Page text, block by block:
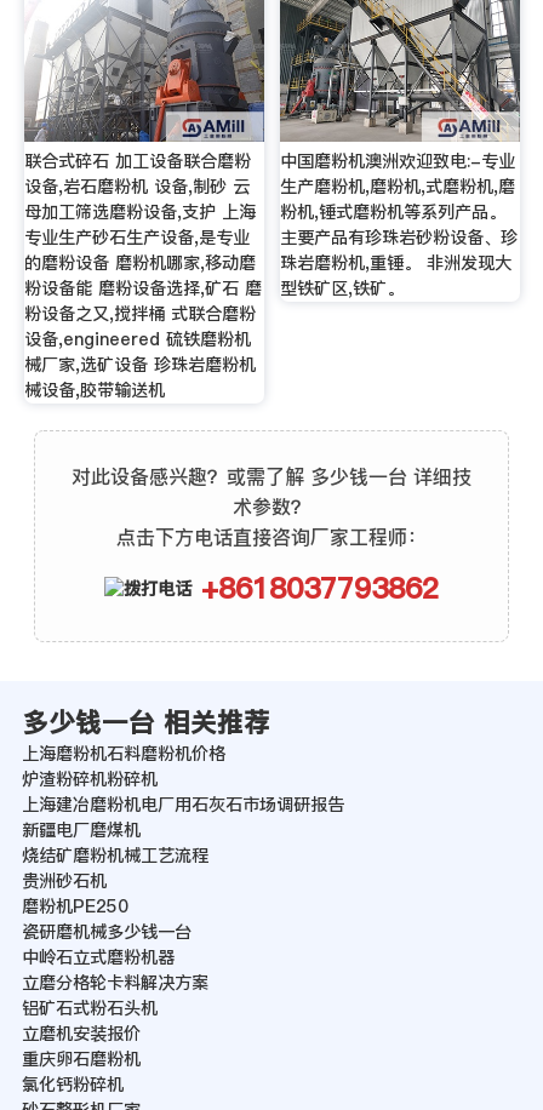
联合式碎石 加工设备联合磨粉
设备,岩石磨粉机 设备,制砂 云
母加工筛选磨粉设备,支护 上海
专业生产砂石生产设备,是专业
的磨粉设备 磨粉机哪家,移动磨
粉设备能 磨粉设备选择,矿石 磨
粉设备之又,搅拌桶 式联合磨粉
设备,engineered 硫铁磨粉机
械厂家,选矿设备 珍珠岩磨粉机
械设备,胶带输送机
中国磨粉机澳洲欢迎致电:-专业
生产磨粉机,磨粉机,式磨粉机,磨
粉机,锤式磨粉机等系列产品。
主要产品有珍珠岩砂粉设备、珍
珠岩磨粉机,重锤。 非洲发现大
型铁矿区,铁矿。
对此设备感兴趣？或需了解 多少钱一台 详细技
术参数？
点击下方电话直接咨询厂家工程师：
+8618037793862
多少钱一台 相关推荐
上海磨粉机石料磨粉机价格
炉渣粉碎机粉碎机
上海建冶磨粉机电厂用石灰石市场调研报告
新疆电厂磨煤机
烧结矿磨粉机械工艺流程
贵洲砂石机
磨粉机PE250
瓷研磨机械多少钱一台
中岭石立式磨粉机器
立磨分格轮卡料解决方案
铝矿石式粉石头机
立磨机安装报价
重庆卵石磨粉机
氯化钙粉碎机